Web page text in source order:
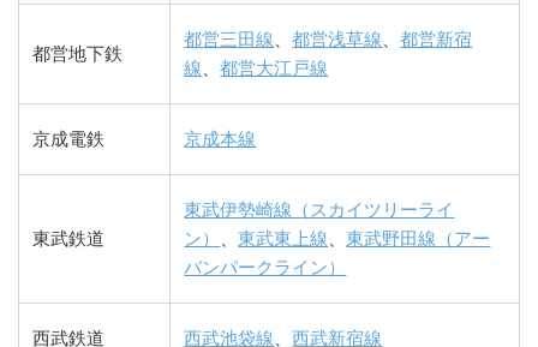
都営地下鉄
都営三田線 、都営浅草線 、都営新宿
線 、都営大江戸線
京成電鉄 京成本線
東武鉄道
東武伊勢崎線（スカイツリーライ
ン）
、東武東上線 、東武野田線（アー
バンパークライン）
西武鉄道 西武池袋線 、西武新宿線